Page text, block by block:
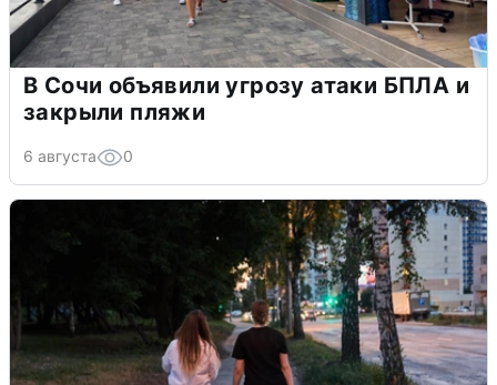
В Сочи объявили угрозу атаки БПЛА и
закрыли пляжи
6 августа 0